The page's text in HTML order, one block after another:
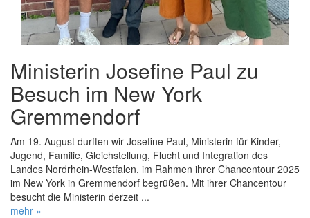
Ministerin Josefine Paul zu
Besuch im New York
Gremmendorf
Am 19. August durften wir Josefine Paul, Ministerin für Kinder,
Jugend, Familie, Gleichstellung, Flucht und Integration des
Landes Nordrhein-Westfalen, im Rahmen ihrer Chancentour 2025
im New York in Gremmendorf begrüßen. Mit ihrer Chancentour
besucht die Ministerin derzeit ...
mehr »